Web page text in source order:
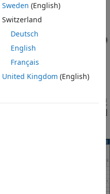
的模型。
让指定直线方程变量的值变得复
子系统模块上应用封装。此示例
Sweden (English)
Switzerland
Deutsch
English
Français
United Kingdom (English)